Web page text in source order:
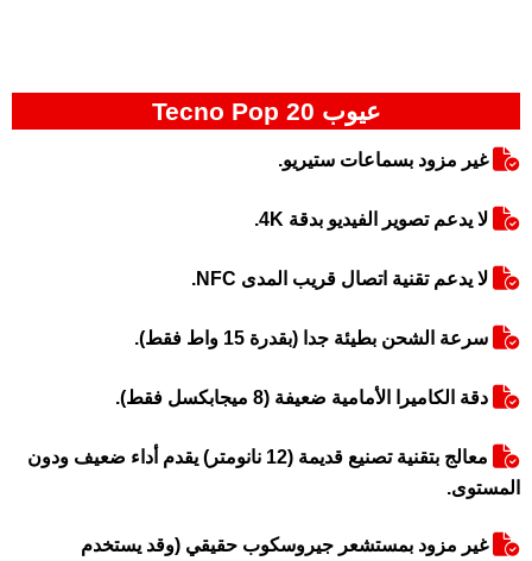
عيوب Tecno Pop 20
غير مزود بسماعات ستيريو.
لا يدعم تصوير الفيديو بدقة 4K.
لا يدعم تقنية اتصال قريب المدى NFC.
سرعة الشحن بطيئة جدا (بقدرة 15 واط فقط).
دقة الكاميرا الأمامية ضعيفة (8 ميجابكسل فقط).
معالج بتقنية تصنيع قديمة (12 نانومتر) يقدم أداء ضعيف ودون
المستوى.
غير مزود بمستشعر جيروسكوب حقيقي (وقد يستخدم